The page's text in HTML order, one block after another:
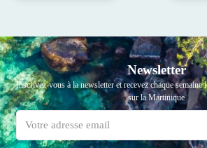
Newsletter
Inscrivez-vous à la newsletter et recevez chaque
sur la Martinique